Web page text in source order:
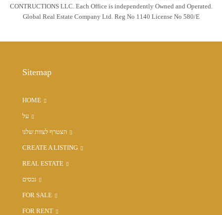
CONTRUCTIONS LLC. Each Office is independently Owned and Operated.
Global Real Estate Company Ltd. Reg No 1140 License No 580/E
Sitemap
HOME
על
הצטרף לצוות שלנו
CREATE A LISTING
REAL ESTATE
נכסים
FOR SALE
FOR RENT